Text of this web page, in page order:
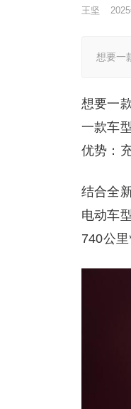
王坚
想要一
想要一
一款车
优势：
结合全
电动车
740公里